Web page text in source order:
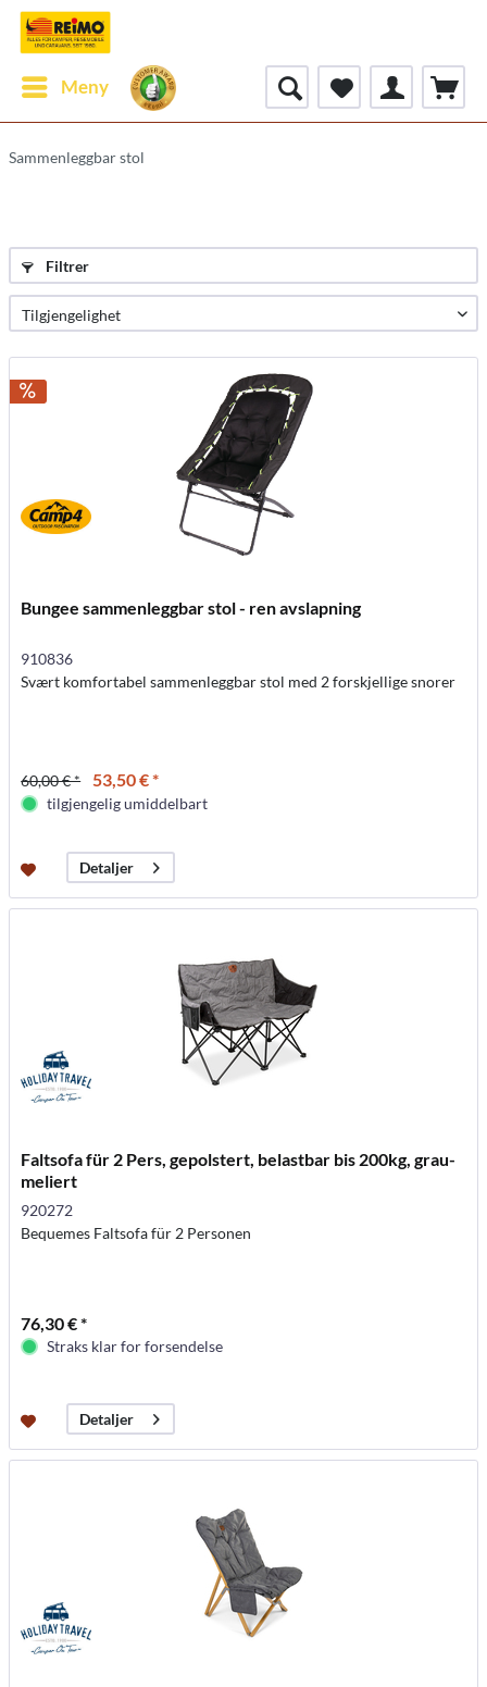
Meny
Sammenleggbar stol
Filtrer
Bungee sammenleggbar stol - ren avslapning
910836
Svært komfortabel sammenleggbar stol med 2 forskjellige snorer
60,00 € * 53,50 € *
tilgjengelig umiddelbart
Detaljer
Faltsofa für 2 Pers, gepolstert, belastbar bis 200kg, grau-
meliert
920272
Bequemes Faltsofa für 2 Personen
76,30 € *
Straks klar for forsendelse
Detaljer